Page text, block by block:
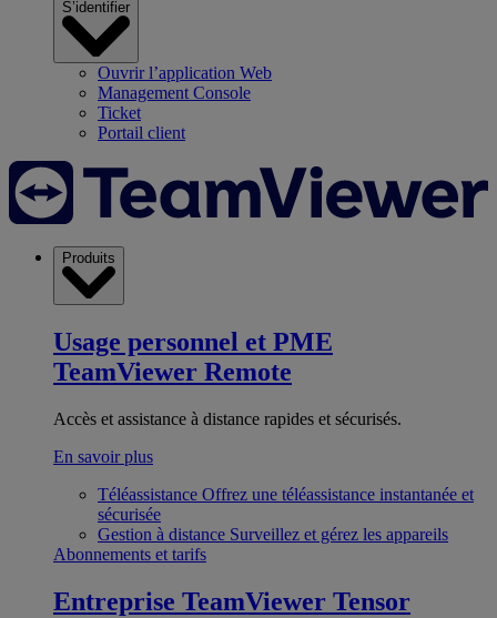
S’identifier
Ouvrir l’application Web
Management Console
Ticket
Portail client
Produits
Usage personnel et PME
TeamViewer Remote
Accès et assistance à distance rapides et sécurisés.
En savoir plus
Téléassistance Offrez une téléassistance instantanée et
sécurisée
Gestion à distance Surveillez et gérez les appareils
Abonnements et tarifs
Entreprise TeamViewer Tensor